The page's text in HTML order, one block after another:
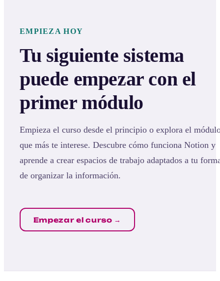
EMPIEZA HOY
Tu siguiente sistema
puede empezar con el
primer módulo
Empieza el curso desde el principio o explora el
que más te interese. Descubre cómo funciona Notion y
aprende a crear espacios de trabajo adaptados a tu
de organizar la información.
Empezar el curso →